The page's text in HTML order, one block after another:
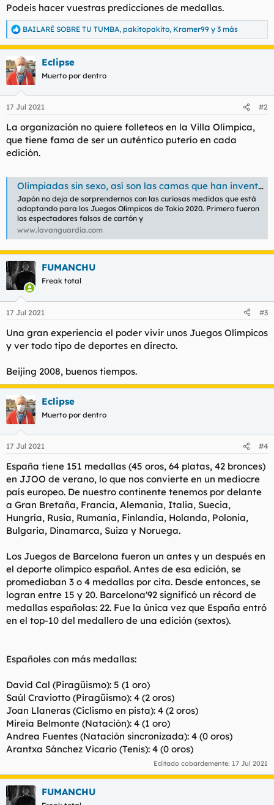
Podeis hacer vuestras predicciones de medallas.
R
e
a
c
c
i
e
:
BAILARÉ SOBRE TU TUMBA, pakitopakito, Kramer99 y 3 más
Eclipse
Muerto por dentro
17 Jul 2021 #2
La organización no quiere folleteos en la Villa Olímpica,
que tiene fama de ser un auténtico puterío en cada
edición.
Olimpiadas sin sexo, así son las camas que han inventado para evitar las relaciones
Japón no deja de sorprendernos con las curiosas medidas que está
adoptando para los Juegos Olímpicos de Tokio 2020. Primero fueron
los espectadores falsos de cartón y
www.lavanguardia.com
FUMANCHU
Freak total
17 Jul 2021 #3
Una gran experiencia el poder vivir unos Juegos Olímpicos
y ver todo tipo de deportes en directo.
Beijing 2008, buenos tiempos.
Eclipse
Muerto por dentro
17 Jul 2021 #4
España tiene 151 medallas (45 oros, 64 platas, 42 bronces)
en JJOO de verano, lo que nos convierte en un mediocre
país europeo. De nuestro continente tenemos por delante
a Gran Bretaña, Francia, Alemania, Italia, Suecia,
Hungría, Rusia, Rumanía, Finlandia, Holanda, Polonia,
Bulgaria, Dinamarca, Suiza y Noruega.
Los Juegos de Barcelona fueron un antes y un después en
el deporte olímpico español. Antes de esa edición, se
promediaban 3 o 4 medallas por cita. Desde entonces, se
logran entre 15 y 20. Barcelona'92 significó un récord de
medallas españolas: 22. Fue la única vez que España entró
en el top-10 del medallero de una edición (sextos).
Españoles con más medallas:
David Cal (Piragüismo): 5 (1 oro)
Saúl Craviotto (Piragüismo): 4 (2 oros)
Joan Llaneras (Ciclismo en pista): 4 (2 oros)
Mireia Belmonte (Natación): 4 (1 oro)
Andrea Fuentes (Natación sincronizada): 4 (0 oros)
Arantxa Sánchez Vicario (Tenis): 4 (0 oros)
Editado cobardemente: 17 Jul 2021
FUMANCHU